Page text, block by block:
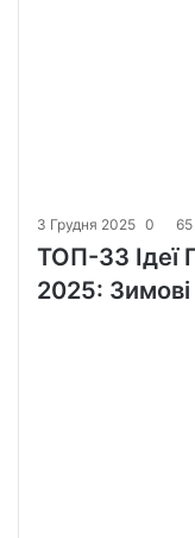
3 Грудня 2025 0 65
ТОП-33 Ідеї
2025: